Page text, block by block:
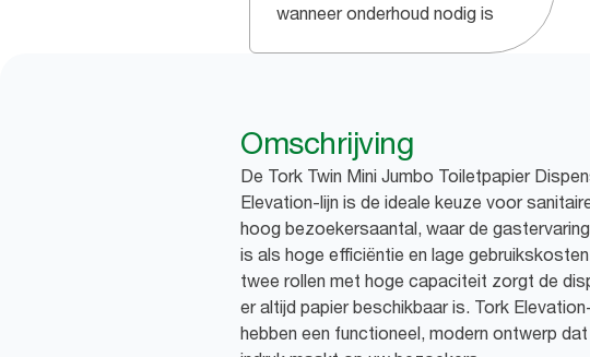
wanneer onderhoud nodig is
Omschrijving
De Tork Twin Mini Jumbo Toiletpapier
Elevation-lijn is de ideale keuze voor
hoog bezoekersaantal, waar de
is als hoge efficiëntie en lage
twee rollen met hoge capaciteit zorgt de
er altijd papier beschikbaar is. Tork
hebben een functioneel, modern ontwerp dat